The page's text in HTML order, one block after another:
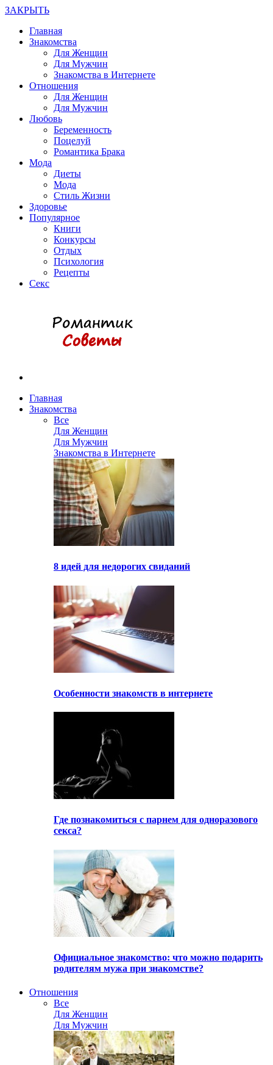
ЗАКРЫТЬ
Главная
Знакомства
Для Женщин
Для Мужчин
Знакомства в Интернете
Отношения
Для Женщин
Для Мужчин
Любовь
Беременность
Поцелуй
Романтика Брака
Мода
Диеты
Мода
Стиль Жизни
Здоровье
Популярное
Книги
Конкурсы
Отдых
Психология
Рецепты
Секс
Главная
Знакомства
Все
Для Женщин
Для Мужчин
Знакомства в Интернете
8 идей для недорогих свиданий
Особенности знакомств в интернете
Где познакомиться с парнем для одноразового
секса?
Официальное знакомство: что можно подарить
родителям мужа при знакомстве?
Отношения
Все
Для Женщин
Для Мужчин